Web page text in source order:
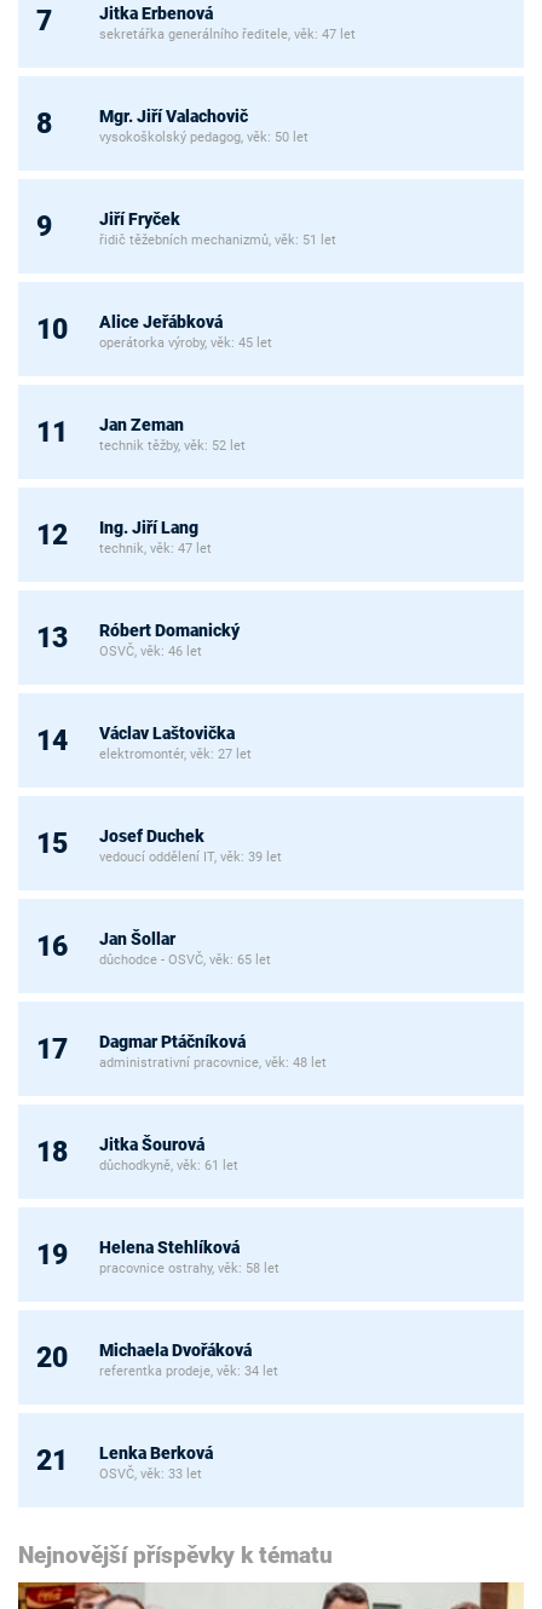
7 Jitka Erbenová
sekretářka generálního ředitele, věk: 47 let
8 Mgr. Jiří Valachovič
vysokoškolský pedagog, věk: 50 let
9 Jiří Fryček
řidič těžebních mechanizmů, věk: 51 let
10 Alice Jeřábková
operátorka výroby, věk: 45 let
11 Jan Zeman
technik těžby, věk: 52 let
12 Ing. Jiří Lang
technik, věk: 47 let
13 Róbert Domanický
OSVČ, věk: 46 let
14 Václav Laštovička
elektromontér, věk: 27 let
15 Josef Duchek
vedoucí oddělení IT, věk: 39 let
16 Jan Šollar
důchodce - OSVČ, věk: 65 let
17 Dagmar Ptáčníková
administrativní pracovnice, věk: 48 let
18 Jitka Šourová
důchodkyně, věk: 61 let
19 Helena Stehlíková
pracovnice ostrahy, věk: 58 let
20 Michaela Dvořáková
referentka prodeje, věk: 34 let
21 Lenka Berková
OSVČ, věk: 33 let
Nejnovější příspěvky k tématu